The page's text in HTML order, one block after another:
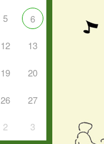
5 6
12 13
19 20
26 27
2 3